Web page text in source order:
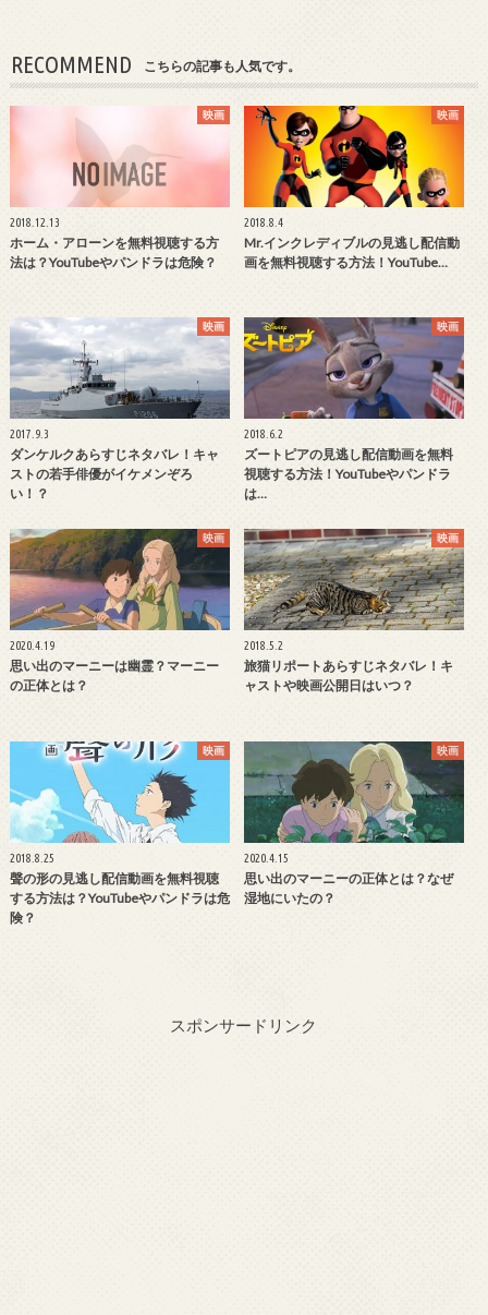
RECOMMEND こちらの記事も人気です。
映画
2018.12.13
ホーム・アローンを無料視聴する方
法は？YouTubeやパンドラは危険？
映画
2018.8.4
Mr.インクレディブルの見逃し配信動
画を無料視聴する方法！YouTube…
映画
2017.9.3
ダンケルクあらすじネタバレ！キャ
ストの若手俳優がイケメンぞろ
い！？
映画
2018.6.2
ズートピアの見逃し配信動画を無料
視聴する方法！YouTubeやパンドラ
は…
映画
2020.4.19
思い出のマーニーは幽霊？マーニー
の正体とは？
映画
2018.5.2
旅猫リポートあらすじネタバレ！キ
ャストや映画公開日はいつ？
映画
2018.8.25
聲の形の見逃し配信動画を無料視聴
する方法は？YouTubeやパンドラは危
険？
映画
2020.4.15
思い出のマーニーの正体とは？なぜ
湿地にいたの？
スポンサードリンク